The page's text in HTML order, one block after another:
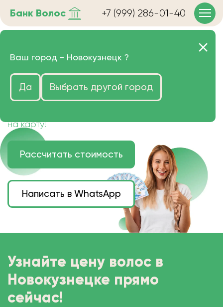
Банк Волос +7 (999) 286-01-40
Продать волосы в
Новокузнецке очень дорого
Цена зависит от длины, цвета и структуры
на карту!
Рассчитать стоимость
Написать в WhatsApp
Узнайте цену волос в
Новокузнецке прямо
сейчас!
Ваш город - Новокузнецк ?
Да Выбрать другой город